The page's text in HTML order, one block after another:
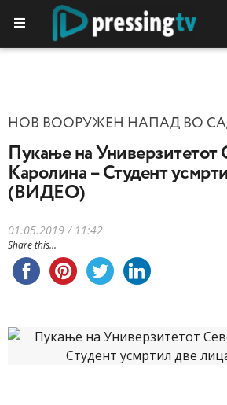
НОВ ВООРУЖЕН НАПАД ВО
Пукање на Универзитетот
Каролина – Студент
(ВИДЕО)
01.05.2019 / 11:42
Share this...